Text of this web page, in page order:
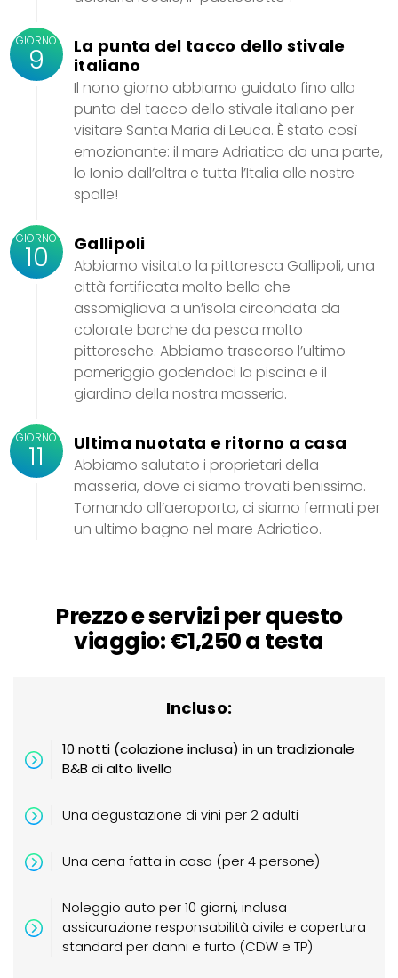
GIORNO
9
La punta del tacco dello stivale
italiano
Il nono giorno abbiamo guidato fino alla
punta del tacco dello stivale italiano per
visitare Santa Maria di Leuca. È stato così
emozionante: il mare Adriatico da una parte,
lo Ionio dall’altra e tutta l’Italia alle nostre
spalle!
GIORNO
10 Gallipoli
Abbiamo visitato la pittoresca Gallipoli, una
città fortificata molto bella che
assomigliava a un’isola circondata da
colorate barche da pesca molto
pittoresche. Abbiamo trascorso l’ultimo
pomeriggio godendoci la piscina e il
giardino della nostra masseria.
GIORNO
11 Ultima nuotata e ritorno a casa
Abbiamo salutato i proprietari della
masseria, dove ci siamo trovati benissimo.
Tornando all’aeroporto, ci siamo fermati per
un ultimo bagno nel mare Adriatico.
Prezzo e servizi per questo
viaggio: €1,250 a testa
Incluso:
10 notti (colazione inclusa) in un tradizionale
B&B di alto livello
Una degustazione di vini per 2 adulti
Una cena fatta in casa (per 4 persone)
Noleggio auto per 10 giorni, inclusa
assicurazione responsabilità civile e copertura
standard per danni e furto (CDW e TP)